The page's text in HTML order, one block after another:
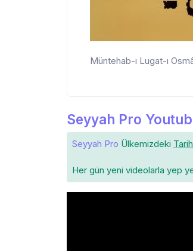
Müntehab-ı Lugat-ı
Seyyah Pro
Seyyah Pro Ülkemizdeki
Her gün yeni videolarla yep